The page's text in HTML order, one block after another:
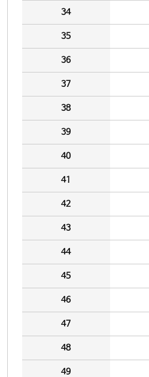
34
35
36
37
38
39
40
41
42
43
44
45
46
47
48
49